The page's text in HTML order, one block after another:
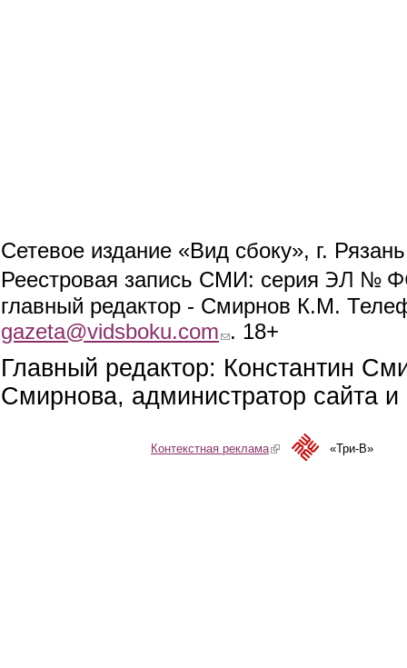
Сетевое издание «Вид сбоку», г.
Реестровая запись СМИ: серия ЭЛ №
главный редактор - Смирнов К.М.
gazeta@vidsboku.com (link sends e-mail)
. 18+
Главный редактор: Константин
Смирнова, администратор сайта
Контекстная реклама(link is external)«Три-В»